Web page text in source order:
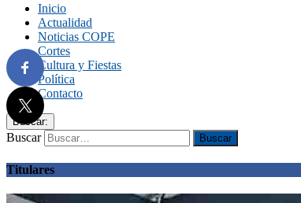
Inicio
Actualidad
Noticias COPE
Cortes
Cultura y Fiestas
Política
Contacto
Buscar:
Buscar
Titulares